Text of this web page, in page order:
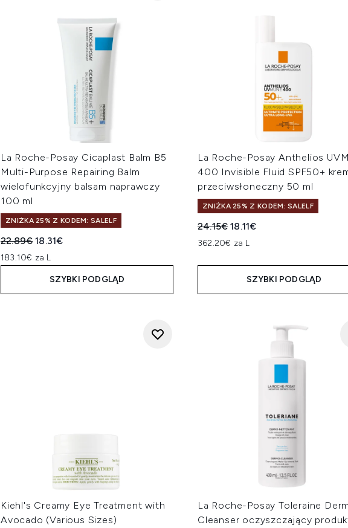
La Roche-Posay Cicaplast Balm B5
Multi-Purpose Repairing Balm
wielofunkcyjny balsam naprawczy
100 ml
ZNIŻKA 25% Z KODEM: SALELF
Sugerowana cena detaliczna:
22.89€Aktualna cena:
18.31€
183.10€ za L
SZYBKI PODGLĄD
La Roche-Posay Anthelios
400 Invisible Fluid SPF50+
przeciwsłoneczny 50 ml
ZNIŻKA 25% Z KODEM: SALELF
Sugerowana cena detaliczna:
24.15€Aktualna cena:
18.11€
362.20€ za L
SZYBKI PODGLĄD
Kiehl's Creamy Eye Treatment with
Avocado (Various Sizes)
La Roche-Posay Toleraine
Cleanser oczyszczający